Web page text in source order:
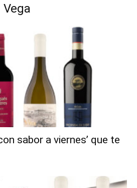
sabor a viernes’ que te